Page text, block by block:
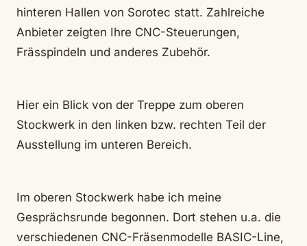
hinteren Hallen von Sorotec statt. Zahlreiche
Anbieter zeigten Ihre CNC-Steuerungen,
Frässpindeln und anderes Zubehör.
Hier ein Blick von der Treppe zum oberen
Stockwerk in den linken bzw. rechten Teil der
Ausstellung im unteren Bereich.
Im oberen Stockwerk habe ich meine
Gesprächsrunde begonnen. Dort stehen u.a. die
verschiedenen CNC-Fräsenmodelle BASIC-Line,